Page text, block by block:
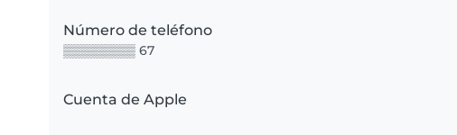
Número de teléfono
▒▒▒▒▒▒▒▒ 67
Cuenta de Apple